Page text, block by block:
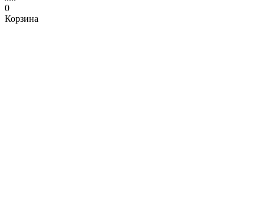
0
Корзина